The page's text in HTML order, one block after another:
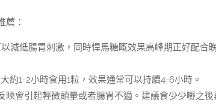
薦：
減低腸胃刺激，同時悍馬糖嘅效果高峰期正好配合
約1-2小時食用1粒，效果通常可以持續4-6小時。
會引起輕微頭暈或者腸胃不適。建議食少少嘢之後